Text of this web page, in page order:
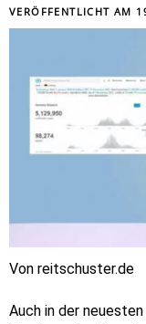
VERÖFFENTLICHT AM
Von reitschuster.de
Auch in der